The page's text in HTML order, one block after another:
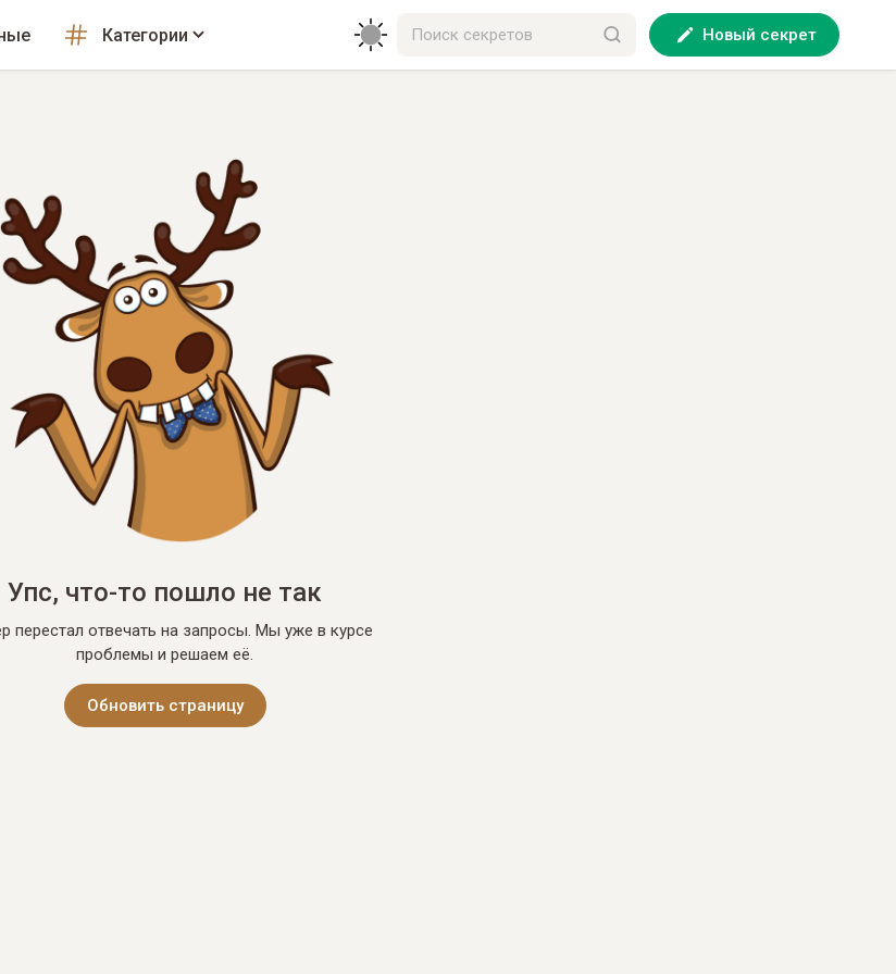
Категории Новый секрет
Упс, что-то пошло не так
перестал отвечать на запросы. Мы уже в курсе
проблемы и решаем её.
Обновить страницу